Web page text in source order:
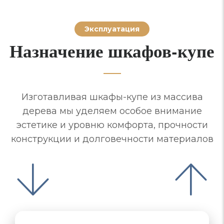
Эксплуатация
Назначение шкафов-купе
Изготавливая шкафы-купе из массива
дерева мы уделяем особое внимание
эстетике и уровню комфорта, прочности
конструкции и долговечности материалов